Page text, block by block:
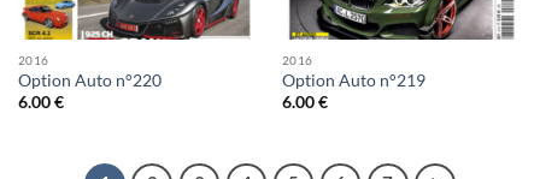
2016
Option Auto n°220
6.00€
2016
Option Auto n°219
6.00€